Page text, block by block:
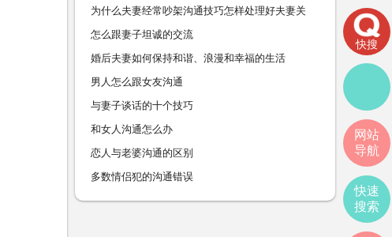
为什么夫妻经常吵架沟通技巧怎样处理好夫妻关
系
怎么跟妻子坦诚的交流
婚后夫妻如何保持和谐、浪漫和幸福的生活
男人怎么跟女友沟通
与妻子谈话的十个技巧
和女人沟通怎么办
恋人与老婆沟通的区别
多数情侣犯的沟通错误
快搜
网站
导航
快速
搜索